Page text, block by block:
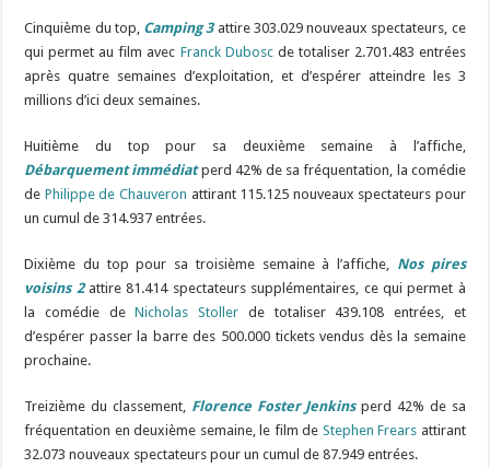
Cinquième du top, Camping 3attire 303.029 nouveaux spectateurs, ce
qui permet au film avec Franck Duboscde totaliser 2.701.483 entrées
après quatre semaines d’exploitation, et d’espérer atteindre les 3
millions d’ici deux semaines.
Huitième du top pour sa deuxième semaine à l’affiche,
Débarquement immédiatperd 42% de sa fréquentation, la comédie
de Philippe de Chauveron attirant 115.125 nouveaux spectateurs pour
un cumul de 314.937 entrées.
Dixième du top pour sa troisième semaine à l’affiche, Nos pires
voisins 2attire 81.414 spectateurs supplémentaires, ce qui permet à
la comédie deNicholas Stoller de totaliser 439.108 entrées, et
d’espérer passer la barre des 500.000 tickets vendus dès la semaine
prochaine.
Treizième du classement, Florence Foster Jenkinsperd 42% de sa
fréquentation en deuxième semaine, le film de Stephen Frears attirant
32.073 nouveaux spectateurs pour un cumul de 87.949 entrées.